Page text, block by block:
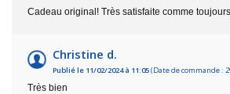
Cadeau original! Très satisfaite comme toujours.
Christine d.
Publié le 11/02/2024 à 11:05(Date de commande :
Très bien